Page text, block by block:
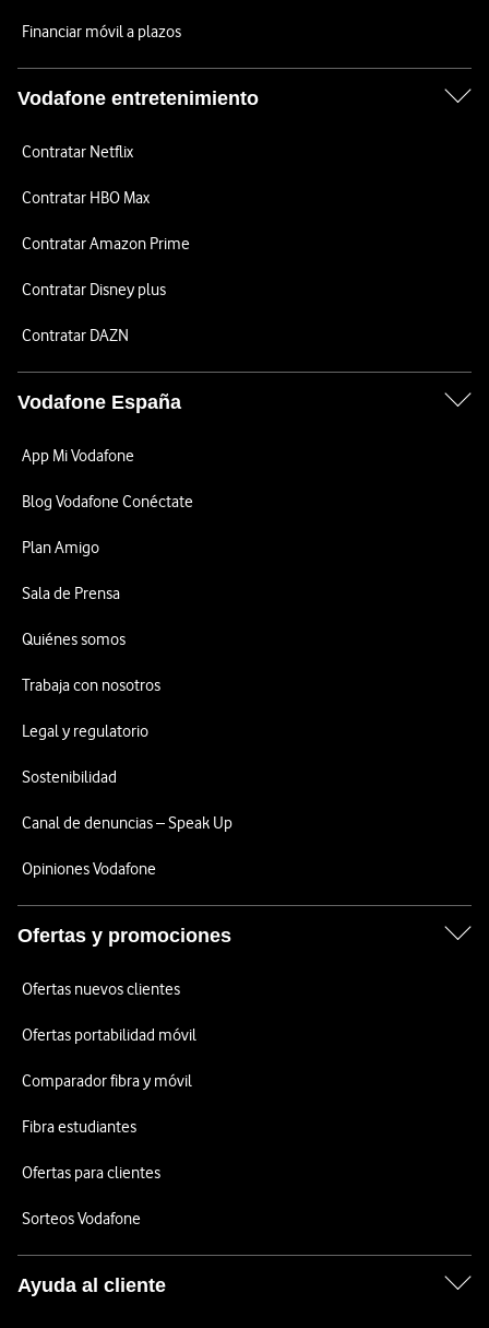
Financiar móvil a plazos
Vodafone entretenimiento
Contratar Netflix
Contratar HBO Max
Contratar Amazon Prime
Contratar Disney plus
Contratar DAZN
Vodafone España
App Mi Vodafone
Blog Vodafone Conéctate
Plan Amigo
Sala de Prensa
Quiénes somos
Trabaja con nosotros
Legal y regulatorio
Sostenibilidad
Canal de denuncias – Speak Up
Opiniones Vodafone
Ofertas y promociones
Ofertas nuevos clientes
Ofertas portabilidad móvil
Comparador fibra y móvil
Fibra estudiantes
Ofertas para clientes
Sorteos Vodafone
Ayuda al cliente